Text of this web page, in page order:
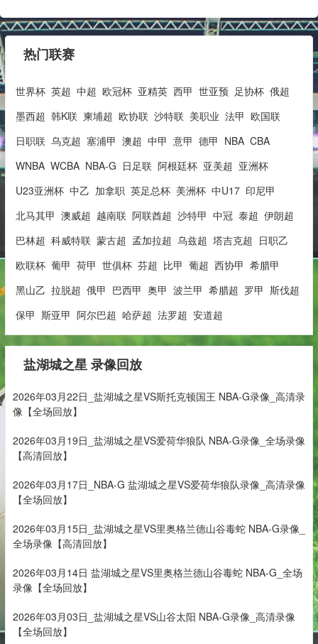
热门联赛
世界杯 英超 中超 欧冠杯 亚精英 西甲 世亚预 足协杯 俄超
墨西超 韩K联 柬埔超 欧协联 沙特联 美职业 法甲 欧国联
日职联 乌克超 塞浦甲 澳超 中甲 意甲 德甲 NBA CBA
WNBA WCBA NBA-G 日足联 阿根廷杯 亚美超 亚洲杯
U23亚洲杯 中乙 加拿职 英足总杯 美洲杯 中U17 印尼甲
北马其甲 澳威超 越南联 阿联酋超 沙特甲 中冠 泰超 伊朗超
巴林超 科威特联 蒙古超 孟加拉超 乌兹超 塔吉克超 日职乙
欧联杯 葡甲 荷甲 世俱杯 芬超 比甲 葡超 西协甲 希腊甲
黑山乙 拉脱超 俄甲 巴西甲 奥甲 波兰甲 希腊超 罗甲 斯伐超
保甲 斯亚甲 阿尔巴超 哈萨超 法罗超 安道超
盐湖城之星 录像回放
2026年03月22日_盐湖城之星VS斯托克顿国王 NBA-G录像_高清录
像【全场回放】
2026年03月19日_盐湖城之星VS爱荷华狼队 NBA-G录像_全场录像
【高清回放】
2026年03月17日_NBA-G 盐湖城之星VS爱荷华狼队录像_高清录像
【全场回放】
2026年03月15日_盐湖城之星VS里奥格兰德山谷毒蛇 NBA-G录像_
全场录像【高清回放】
2026年03月14日 盐湖城之星VS里奥格兰德山谷毒蛇 NBA-G_全场
录像【全场回放】
2026年03月03日_盐湖城之星VS山谷太阳 NBA-G录像_高清录像
【全场回放】